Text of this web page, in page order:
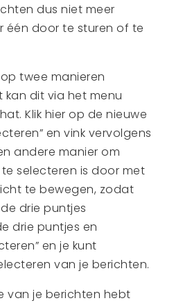
dus niet meer
één door te sturen of te
twee manieren
kan dit via het menu
Klik hier op de nieuwe
en vink vervolgens
andere manier om
selecteren is door met
te bewegen, zodat
drie puntjes
drie puntjes en
en je kunt
van je berichten.
van je berichten hebt